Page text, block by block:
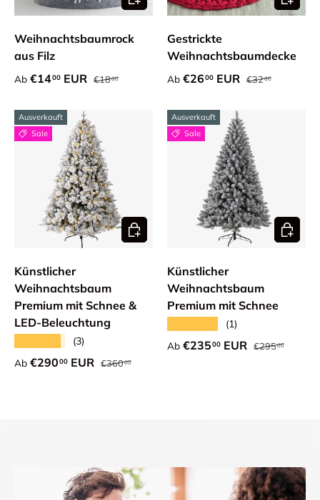
Weihnachtsbaumrock
aus Filz
Verkaufspreis
Ab €1400 EUR Normaler Preis
€1800
Gestrickte
Weihnachtsbaumdecke
Verkaufspreis
Ab €2600 EUR Normaler Preis
€3200
Ausverkauft
Sale
Künstlicher
Weihnachtsbaum
Premium mit Schnee &
LED-Beleuchtung
(3)
Verkaufspreis
Ab €29000 EUR Normaler Preis
€36000
Optionen auswählen
Ausverkauft
Sale
Künstlicher
Weihnachtsbaum
Premium mit Schnee
(1)
Verkaufspreis
Ab €23500 EUR Normaler Preis
€29500